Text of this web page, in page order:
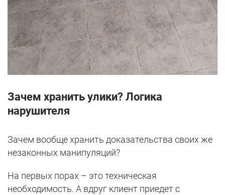
Зачем хранить улики? Логика
нарушителя
Зачем вообще хранить доказательства своих же
незаконных манипуляций?
На первых порах – это техническая
необходимость. А вдруг клиент приедет с